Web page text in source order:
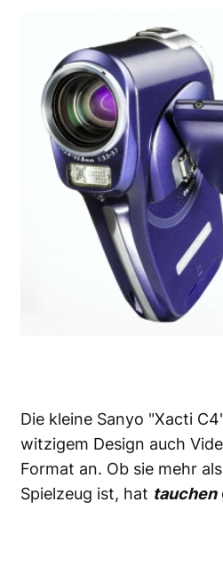
Die kleine Sanyo "Xacti
witzigem Design auch
Format an. Ob sie mehr
Spielzeug ist, hat tauchen